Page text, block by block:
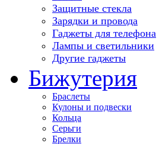
Защитные стекла
Зарядки и провода
Гаджеты для телефона
Лампы и светильники
Другие гаджеты
Бижутерия
Браслеты
Кулоны и подвески
Кольца
Серьги
Брелки